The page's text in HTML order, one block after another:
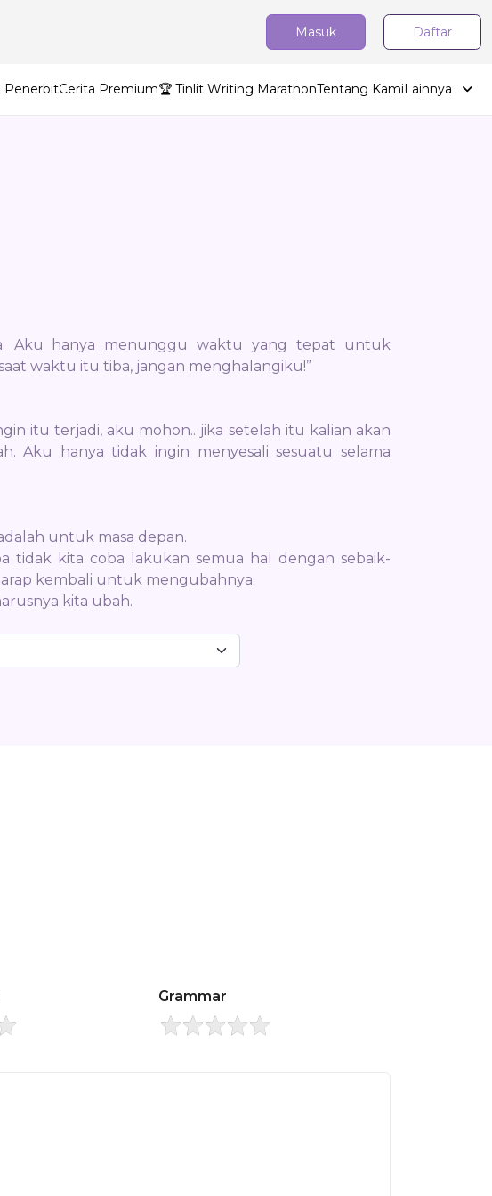
Masuk Daftar
PenerbitCerita Premium🏆 Tinlit Writing MarathonTentang KamiLainnya
Aku hanya menunggu waktu yang tepat untuk
waktu itu tiba, jangan menghalangiku!”
itu terjadi, aku mohon.. jika setelah itu kalian akan
Aku hanya tidak ingin menyesali sesuatu selama
untuk masa depan.
tidak kita coba lakukan semua hal dengan sebaik-
kembali untuk mengubahnya.
kita ubah.
Grammar